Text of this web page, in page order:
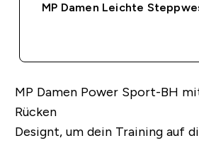
MP Damen Leichte
MP Damen Power Sport-BH
Rücken
Designt, um dein Training auf